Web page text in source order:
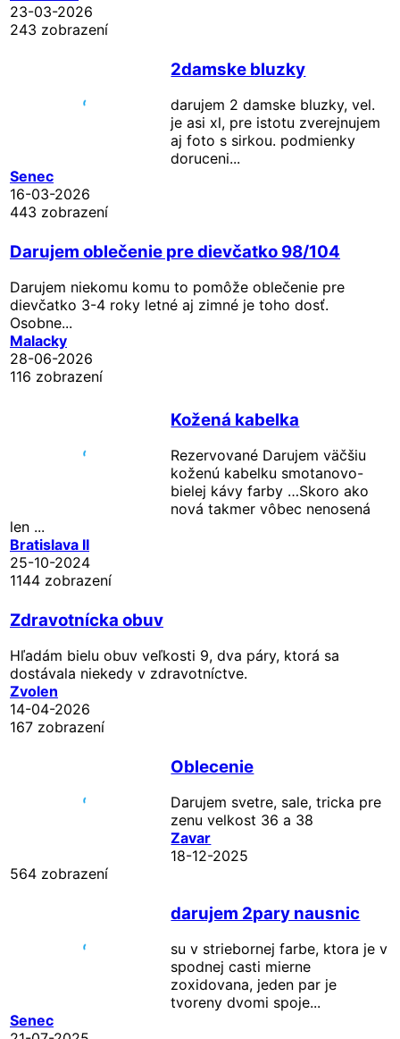
23-03-2026
243 zobrazení
2damske bluzky
darujem 2 damske bluzky, vel.
je asi xl, pre istotu zverejnujem
aj foto s sirkou. podmienky
doruceni...
Senec
16-03-2026
443 zobrazení
Darujem oblečenie pre dievčatko 98/104
Darujem niekomu komu to pomôže oblečenie pre
dievčatko 3-4 roky letné aj zimné je toho dosť.
Osobne...
Malacky
28-06-2026
116 zobrazení
Kožená kabelka
Rezervované Darujem väčšiu
koženú kabelku smotanovo-
bielej kávy farby …Skoro ako
nová takmer vôbec nenosená
len ...
Bratislava II
25-10-2024
1144 zobrazení
Zdravotnícka obuv
Hľadám bielu obuv veľkosti 9, dva páry, ktorá sa
dostávala niekedy v zdravotníctve.
Zvolen
14-04-2026
167 zobrazení
Oblecenie
Darujem svetre, sale, tricka pre
zenu velkost 36 a 38
Zavar
18-12-2025
564 zobrazení
darujem 2pary nausnic
su v striebornej farbe, ktora je v
spodnej casti mierne
zoxidovana, jeden par je
tvoreny dvomi spoje...
Senec